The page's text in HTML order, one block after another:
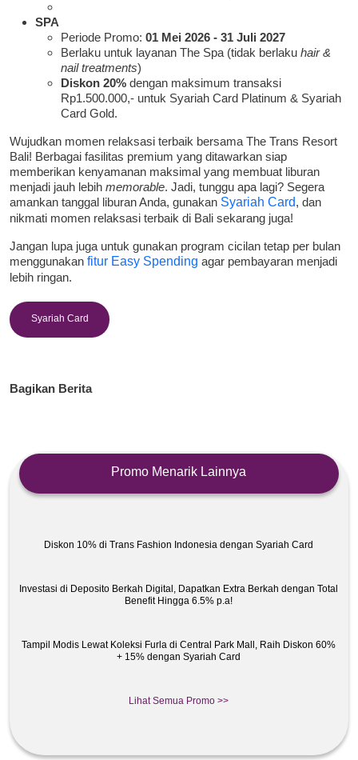
SPA
Periode Promo: 01 Mei 2026 - 31 Juli 2027
Berlaku untuk layanan The Spa (tidak berlaku hair &
nail treatments)
Diskon 20% dengan maksimum transaksi
Rp1.500.000,- untuk Syariah Card Platinum & Syariah
Card Gold.
Wujudkan momen relaksasi terbaik bersama The Trans Resort
Bali! Berbagai fasilitas premium yang ditawarkan siap
memberikan kenyamanan maksimal yang membuat liburan
menjadi jauh lebih memorable. Jadi, tunggu apa lagi? Segera
amankan tanggal liburan Anda, gunakan Syariah Card, dan
nikmati momen relaksasi terbaik di Bali sekarang juga!
Jangan lupa juga untuk gunakan program cicilan tetap per bulan
menggunakan fitur Easy Spending agar pembayaran menjadi
lebih ringan.
Syariah Card
Bagikan Berita
Promo Menarik Lainnya
Diskon 10% di Trans Fashion Indonesia dengan Syariah Card
Investasi di Deposito Berkah Digital, Dapatkan Extra Berkah dengan Total
Benefit Hingga 6.5% p.a!
Tampil Modis Lewat Koleksi Furla di Central Park Mall, Raih Diskon 60%
+ 15% dengan Syariah Card
Lihat Semua Promo >>